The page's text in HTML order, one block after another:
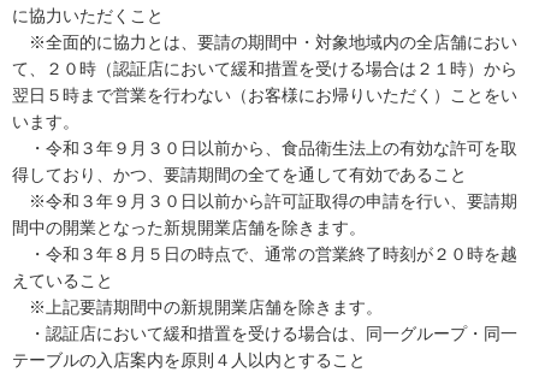
に協力いただくこと
※全面的に協力とは、要請の期間中・対象地域内の全店舗におい
て、２０時（認証店において緩和措置を受ける場合は２１時）から
翌日５時まで営業を行わない（お客様にお帰りいただく）ことをい
います。
・令和３年９月３０日以前から、食品衛生法上の有効な許可を取
得しており、かつ、要請期間の全てを通して有効であること
※令和３年９月３０日以前から許可証取得の申請を行い、要請期
間中の開業となった新規開業店舗を除きます。
・令和３年８月５日の時点で、通常の営業終了時刻が２０時を越
えていること
※上記要請期間中の新規開業店舗を除きます。
・認証店において緩和措置を受ける場合は、同一グループ・同一
テーブルの入店案内を原則４人以内とすること